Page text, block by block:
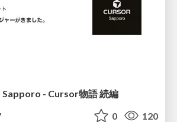
- Cursor物語 続編
0 120